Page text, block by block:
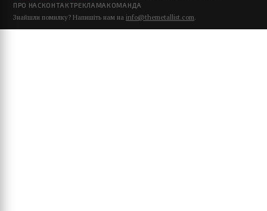
ПРО НАСКОНТАКТРЕКЛАМА КОМАНДА
Знайшли помилку? Напишіть нам на info@themetallist.com.